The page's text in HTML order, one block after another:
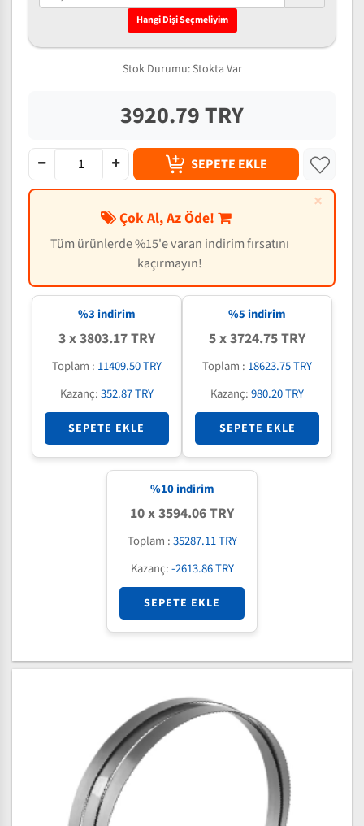
Hangi Dişi Seçmeliyim
Stok Durumu: Stokta Var
3920.79 TRY
SEPETE EKLE
×
Çok Al, Az Öde!
Tüm ürünlerde %15'e varan indirim fırsatını
kaçırmayın!
%3 indirim
3 x 3803.17 TRY
Toplam : 11409.50 TRY
Kazanç:352.87 TRY
SEPETE EKLE
%5 indirim
5 x 3724.75 TRY
Toplam : 18623.75 TRY
Kazanç:980.20 TRY
SEPETE EKLE
%10indirim
10 x 3594.06 TRY
Toplam :35287.11 TRY
Kazanç:-2613.86 TRY
SEPETE EKLE